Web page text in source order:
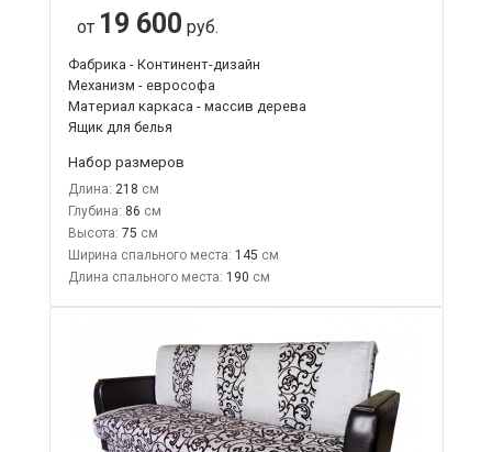
от 19 600 руб.
Фабрика - Континент-дизайн
Механизм - еврософа
Материал каркаса - массив дерева
Ящик для белья
Набор размеров
Длина: 218
Глубина: 86
Высота: 75
Ширина спального места: 145
Длина спального места: 190